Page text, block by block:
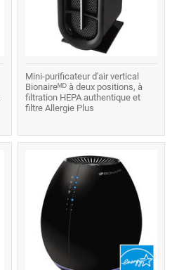
Mini-purificateur d'air vertical
Bionaireᴹᴰ à deux positions, à
filtration HEPA authentique et
filtre Allergie Plus